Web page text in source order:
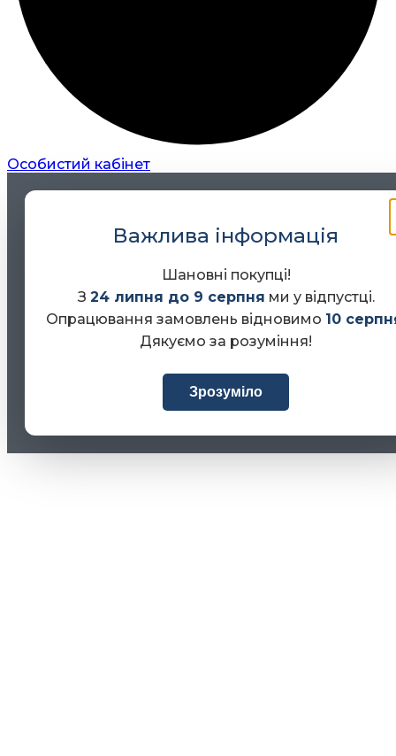
Особистий кабінет
Важлива інформація
Шановні покупці!
З 24 липня до 9 серпня ми у відпустці.
Опрацювання замовлень відновимо 10
Дякуємо за розуміння!
Зрозуміло